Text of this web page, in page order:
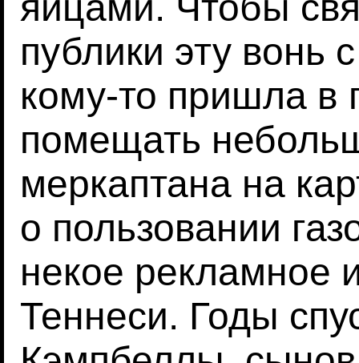
публики эту вонь
кому-то пришла в
помещать
меркаптана на
о пользовании
некое рекламное
Теннеси. Годы